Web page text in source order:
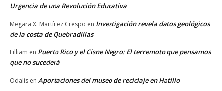
Urgencia de una Revolución Educativa
Megara X. Martínez Crespo en Investigación revela datos geológicos
de la costa de Quebradillas
Lilliam en Puerto Rico y el Cisne Negro: El terremoto que pensamos
que no sucederá
Odalis en Aportaciones del museo de reciclaje en Hatillo